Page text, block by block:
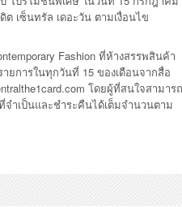
เซ็นทรัล เดอะวัน ตามเงื่อนไข
Fashion ที่ห้างสรรพสินค้า
ยการในทุกวันที่ 15 ของเดือนจากสื่อ
โดยผู้ที่สนใจสามารถ
จำเป็นและชำระคืนได้เต็มจำนวนตาม